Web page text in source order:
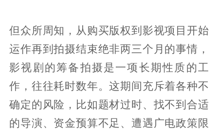
但众所周知，从购买版权到影视项目开始
运作再到拍摄结束绝非两三个月的事情，
影视剧的筹备拍摄是一项长期性质的工
作，往往耗时数年。这期间充斥着各种不
确定的风险，比如题材过时、找不到合适
的导演、资金预算不足、遭遇广电政策限